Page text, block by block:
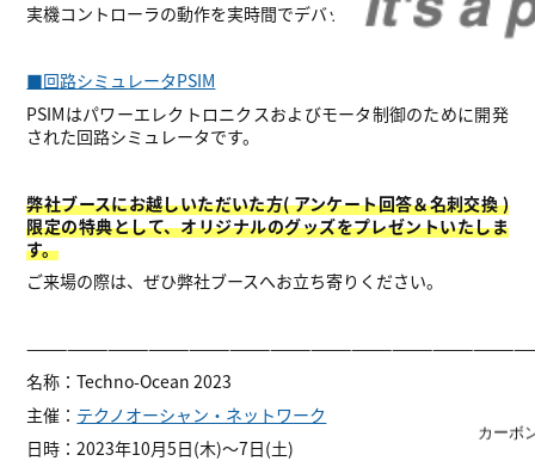
カーボ
実機コントローラの動作を実時間でデバッグ可能
■回路シミュレータPSIM
PSIMはパワーエレクトロニクスおよびモータ制御のために開発
された回路シミュレータです。
弊社ブースにお越しいただいた方( アンケート回答＆名刺交換 )
限定の特典として、オリジナルのグッズをプレゼントいたしま
す。
ご来場の際は、ぜひ弊社ブースへお立ち寄りください。
名称：Techno-Ocean 2023
主催： テクノオーシャン・ネットワーク
日時：2023年10月5日(木)～7日(土)